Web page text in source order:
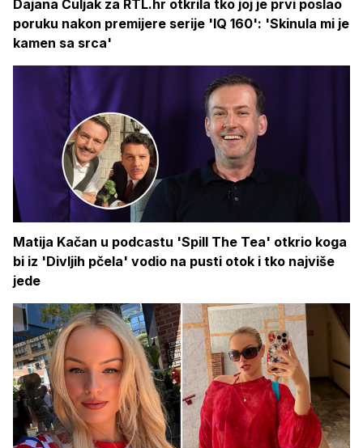
Dajana Čuljak za RTL.hr otkrila tko joj je prvi poslao
poruku nakon premijere serije 'IQ 160': 'Skinula mi je
kamen sa srca'
Matija Kačan u podcastu 'Spill The Tea' otkrio koga
bi iz 'Divljih pčela' vodio na pusti otok i tko najviše
jede